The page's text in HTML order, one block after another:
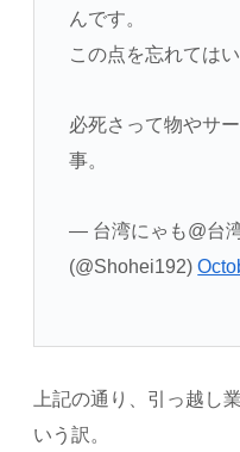
んです。
この点を忘れてはい
必死さって物やサ
事。
— 台湾にゃも@台
(@Shohei192)
上記の通り、引っ越し
いう訳。